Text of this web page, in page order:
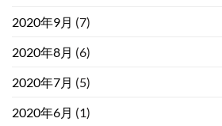
2020年9月 (7)
2020年8月 (6)
2020年7月 (5)
2020年6月 (1)